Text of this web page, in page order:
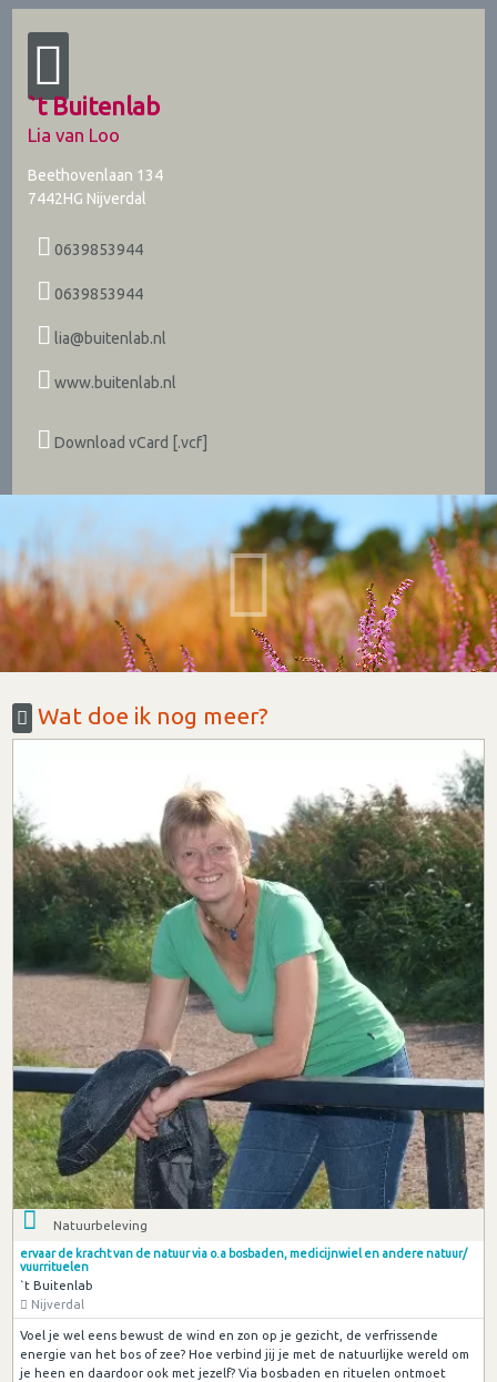
`t Buitenlab
Lia van Loo
Beethovenlaan 134
7442HG Nijverdal
0639853944
0639853944
lia@buitenlab.nl
www.buitenlab.nl
Download vCard [.vcf]
Wat doe ik nog meer?
Natuurbeleving
ervaar de kracht van de natuur via o.a bosbaden, medicijnwiel en andere natuur/
vuurrituelen
`t Buitenlab
Nijverdal
Voel je wel eens bewust de wind en zon op je gezicht, de verfrissende
energie van het bos of zee? Hoe verbind jij je met de natuurlijke wereld om
je heen en daardoor ook met jezelf? Via bosbaden en rituelen ontmoet